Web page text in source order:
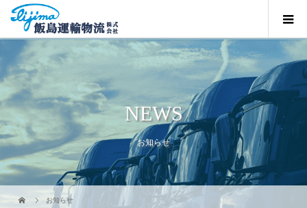
NEWS
お知らせ
お知らせ